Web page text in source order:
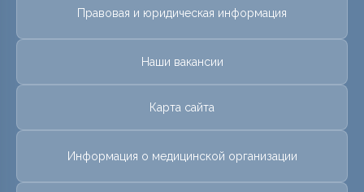
Правовая и юридическая информация
Наши вакансии
Карта сайта
Информация о медицинской организации